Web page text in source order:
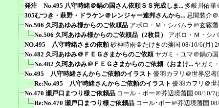
発注 No.495 八守時緒＠鍋の国さん依頼ＳＳ完成しま... 多岐川佑華
305むつき・萩野・ドラケン＠レンジャー連邦さんから... 忌闇装介
No.506 久珂あゆみ様からのご依頼品 アポロ・Ｍ・シバムラ＠玄霧
No.506 久珂あゆみ様からのご依頼品（2枚目）
アポロ・Ｍ・シ
NO.495 八守時緒さまの依頼 砂神時雨＠たけきの藩国 08/10/6(月)
No.482 久珂あゆみ＠ＦＥＧさまからのご依頼 ヤガミ・ユマ＠鍋の国
No.482 久珂あゆみ＠ＦＥＧさまからのご依頼（おまけ... ヤガミ
No.495 八守時緒さんからご依頼のイラスト 優羽カヲリ＠世界忍者
Re:No.495 八守時緒さんからご依頼のイラスト 優羽カヲリ＠世
No.470 瀬戸口まつり様ご依頼品 コール・ポー＠芥辺境藩国 08/10/7(
Re:No.470 瀬戸口まつり様ご依頼品 コール･ポー＠芥辺境藩国